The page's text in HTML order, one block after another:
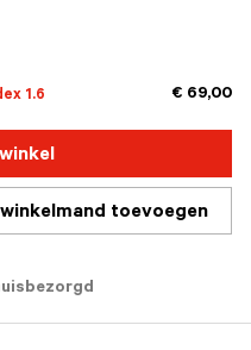
1.6 € 69,00
toevoegen